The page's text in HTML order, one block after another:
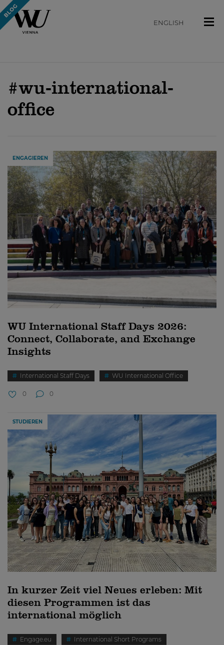
ENGLISH
#wu-international-
office
ENGAGIEREN
WU International Staff Days 2026:
Connect, Collaborate, and Exchange
Insights
International Staff Days WU International Office
0 0
STUDIEREN
In kurzer Zeit viel Neues erleben: Mit
diesen Programmen ist das
international möglich
Engage.eu
International Short Programs